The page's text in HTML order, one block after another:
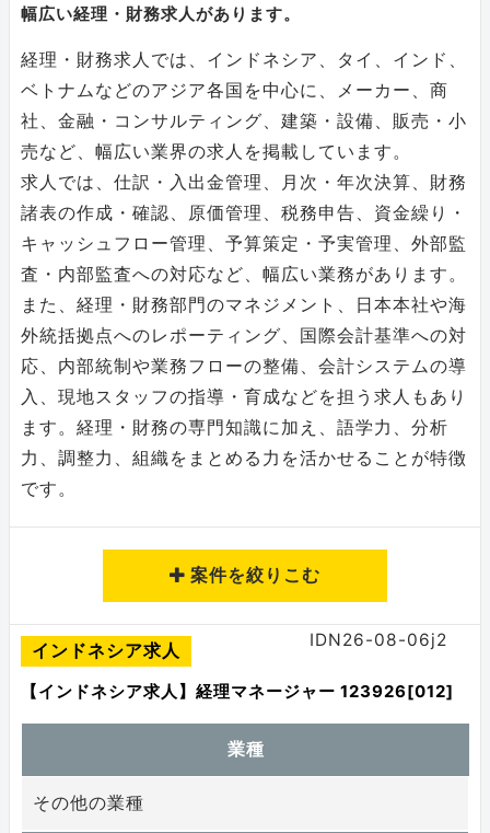
幅広い経理・財務求人があります。
経理・財務求人では、インドネシア、タイ、インド、
ベトナムなどのアジア各国を中心に、メーカー、商
社、金融・コンサルティング、建築・設備、販売・小
売など、幅広い業界の求人を掲載しています。
求人では、仕訳・入出金管理、月次・年次決算、財務
諸表の作成・確認、原価管理、税務申告、資金繰り・
キャッシュフロー管理、予算策定・予実管理、外部監
査・内部監査への対応など、幅広い業務があります。
また、経理・財務部門のマネジメント、日本本社や海
外統括拠点へのレポーティング、国際会計基準への対
応、内部統制や業務フローの整備、会計システムの導
入、現地スタッフの指導・育成などを担う求人もあり
ます。経理・財務の専門知識に加え、語学力、分析
力、調整力、組織をまとめる力を活かせることが特徴
です。
案件を絞りこむ
求人情報を検索する
インドネシア求人
IDN26-08-06j2
【インドネシア求人】経理マネージャー 123926[012]
業種
その他の業種